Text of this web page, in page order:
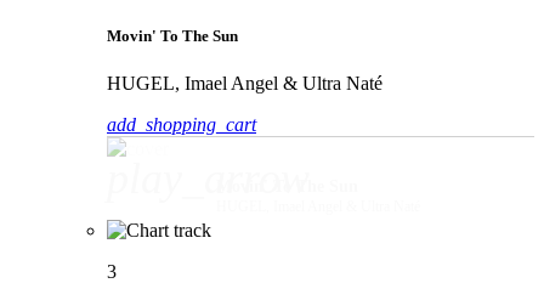
Movin' To The Sun
HUGEL, Imael Angel & Ultra Naté
add_shopping_cart
3